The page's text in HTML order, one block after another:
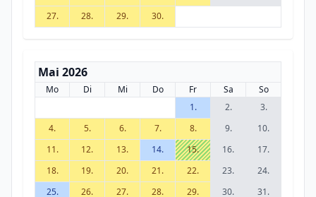
27.
28. 29. 30.
Mai 2026
Mo Di Mi Do Fr Sa
So
1.
2.
3.
4.
5. 6. 7. 8. 9.
10.
11.
12. 13. 14. 15. 16.
17.
18.
19. 20. 21. 22. 23.
24.
25.
26. 27. 28. 29. 30. 31.